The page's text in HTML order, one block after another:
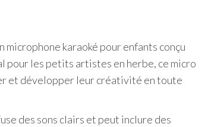
microphone karaoké pour enfants conçu
pour les petits artistes en herbe, ce micro
et développer leur créativité en toute
des sons clairs et peut inclure des